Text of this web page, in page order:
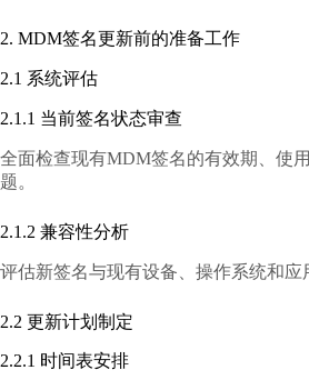
2. MDM签名更新前的准备工作
2.1 系统评估
2.1.1 当前签名状态审查
全面检查现有MDM签名的有效期、使
题。
2.1.2 兼容性分析
评估新签名与现有设备、操作系统和应
2.2 更新计划制定
2.2.1 时间表安排